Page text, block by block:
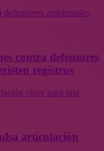
ambientales
contra defensores
registros
clave para una
articulación